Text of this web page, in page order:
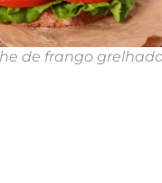
de frango